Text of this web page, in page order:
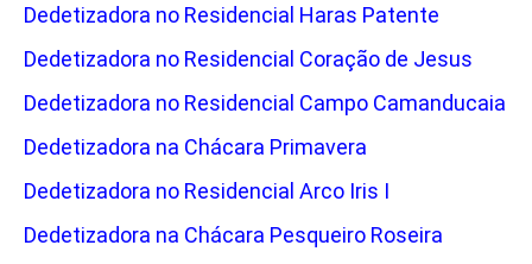
Dedetizadora no Residencial Haras Patente
Dedetizadora no Residencial Coração de Jesus
Dedetizadora no Residencial Campo Camanducaia
Dedetizadora na Chácara Primavera
Dedetizadora no Residencial Arco Iris I
Dedetizadora na Chácara Pesqueiro Roseira